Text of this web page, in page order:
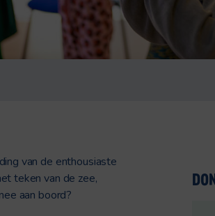
van de enthousiaste
teken van de zee,
aan boord?